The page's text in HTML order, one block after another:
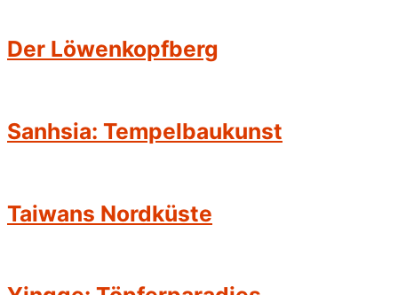
Der Löwenkopfberg
Sanhsia: Tempelbaukunst
Taiwans Nordküste